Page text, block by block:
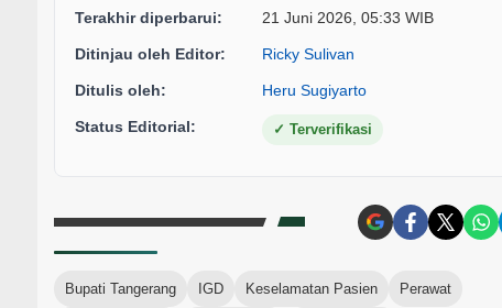
Terakhir diperbarui: 21 Juni 2026, 05:33 WIB
Ditinjau oleh Editor: Ricky Sulivan
Ditulis oleh: Heru Sugiyarto
Status Editorial: ✓ Terverifikasi
Bupati Tangerang IGD Keselamatan Pasien Perawat